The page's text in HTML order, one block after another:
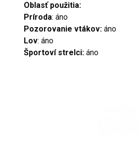
Oblasť použitia:
Príroda: áno
Pozorovanie vtákov: áno
Lov: áno
Športoví strelci: áno